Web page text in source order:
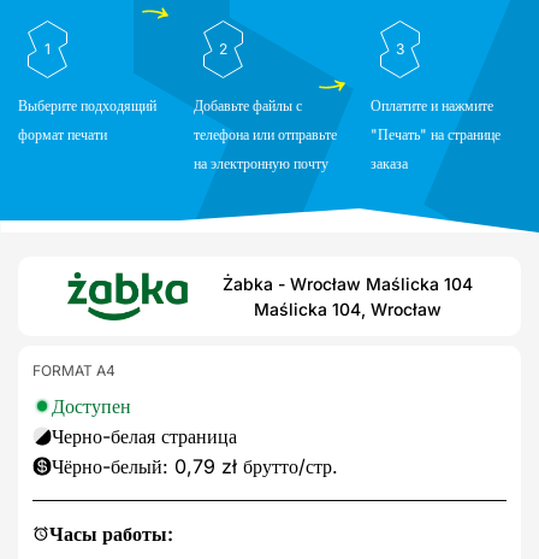
1
Выберите подходящий
формат печати
2
Добавьте файлы с
телефона или отправьте
на электронную почту
3
Оплатите и нажмите
"Печать" на странице
заказа
Żabka - Wrocław Maślicka 104
Maślicka 104, Wrocław
Часы работы:
FORMAT A4
Доступен
Черно-белая страница
Чёрно-белый: 0,79 zł брутто/стр.